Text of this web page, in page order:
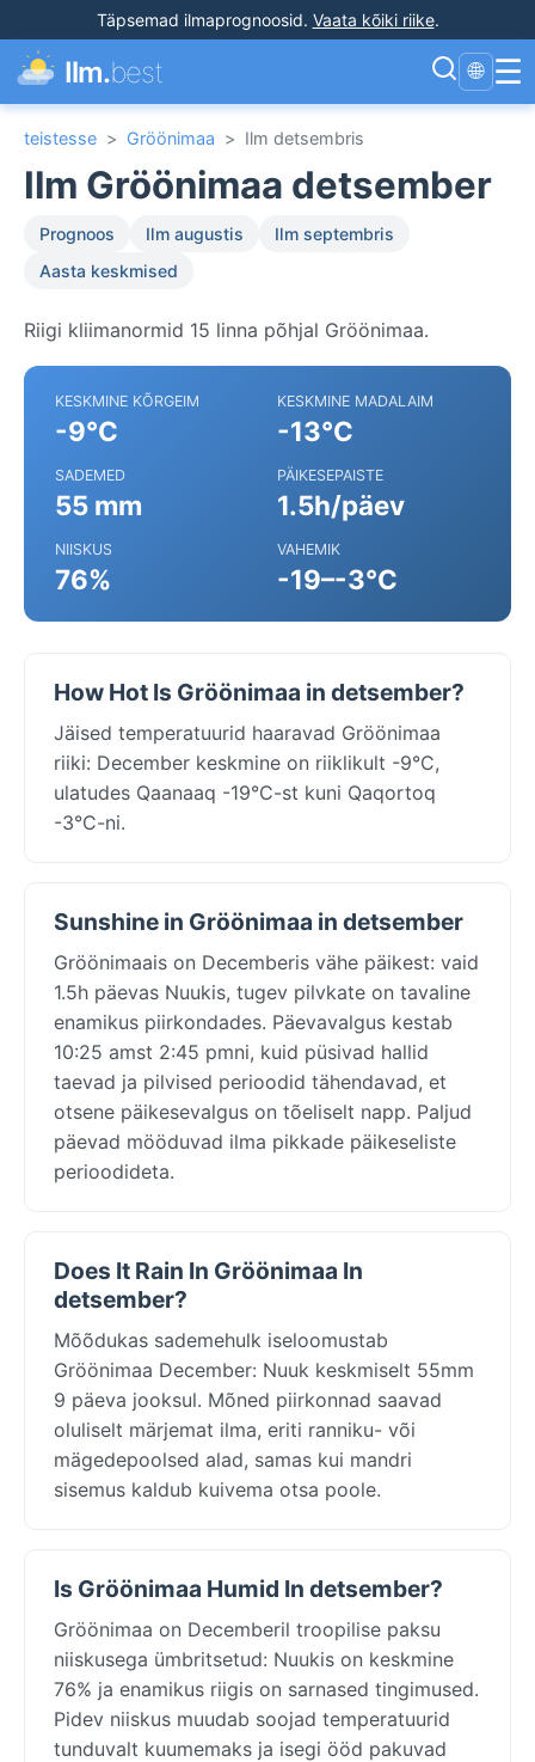
Täpsemad ilmaprognoosid. Vaata kõiki riike.
Ilm.best 🌐 ☰
teistesse > Gröönimaa > Ilm detsembris
Ilm Gröönimaa detsember
Prognoos Ilm augustis
Ilm septembris
Aasta keskmised
Riigi kliimanormid 15 linna põhjal Gröönimaa.
KESKMINE KÕRGEIM
-9°C
KESKMINE MADALAIM
-13°C
SADEMED
55 mm
PÄIKESEPAISTE
1.5h/päev
NIISKUS
76%
VAHEMIK
-19–-3°C
How Hot Is Gröönimaa in detsember?
Jäised temperatuurid haaravad Gröönimaa
riiki: December keskmine on riiklikult -9°C,
ulatudes Qaanaaq -19°C-st kuni Qaqortoq
-3°C-ni.
Sunshine in Gröönimaa in detsember
Gröönimaais on Decemberis vähe päikest: vaid
1.5h päevas Nuukis, tugev pilvkate on tavaline
enamikus piirkondades. Päevavalgus kestab
10:25 amst 2:45 pmni, kuid püsivad hallid
taevad ja pilvised perioodid tähendavad, et
otsene päikesevalgus on tõeliselt napp. Paljud
päevad mööduvad ilma pikkade päikeseliste
perioodideta.
Does It Rain In Gröönimaa In
detsember?
Mõõdukas sademehulk iseloomustab
Gröönimaa December: Nuuk keskmiselt 55mm
9 päeva jooksul. Mõned piirkonnad saavad
oluliselt märjemat ilma, eriti ranniku- või
mägedepoolsed alad, samas kui mandri
sisemus kaldub kuivema otsa poole.
Is Gröönimaa Humid In detsember?
Gröönimaa on Decemberil troopilise paksu
niiskusega ümbritsetud: Nuukis on keskmine
76% ja enamikus riigis on sarnased tingimused.
Pidev niiskus muudab soojad temperatuurid
tunduvalt kuumemaks ja isegi ööd pakuvad